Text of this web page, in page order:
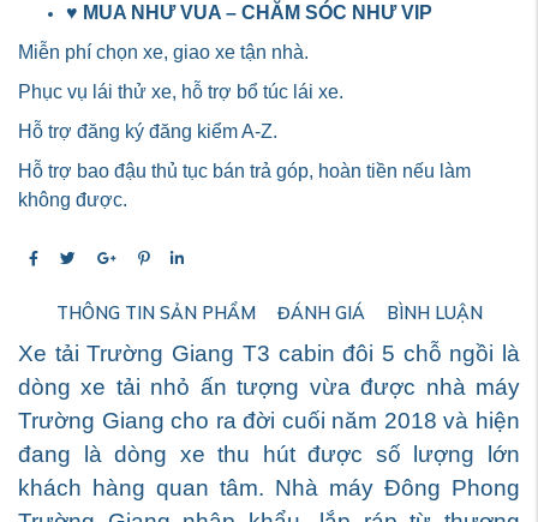
♥ MUA NHƯ VUA – CHĂM SÓC NHƯ VIP
Miễn phí chọn xe, giao xe tận nhà.
Phục vụ lái thử xe, hỗ trợ bổ túc lái xe.
Hỗ trợ đăng ký đăng kiểm A-Z.
Hỗ trợ bao đậu thủ tục bán trả góp, hoàn tiền nếu làm
không được.
THÔNG TIN SẢN PHẨM ĐÁNH GIÁ BÌNH LUẬN
Xe tải Trường Giang T3 cabin đôi 5 chỗ ngồi là
dòng xe tải nhỏ ấn tượng vừa được nhà máy
Trường Giang cho ra đời cuối năm 2018 và hiện
đang là dòng xe thu hút được số lượng lớn
khách hàng quan tâm. Nhà máy Đông Phong